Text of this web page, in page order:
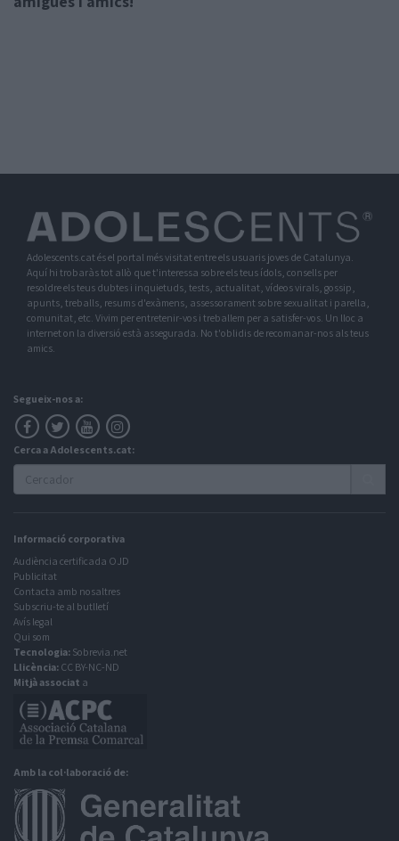
Adolescents.cat és el portal més visitat entre els usuaris joves de Catalunya.
Aquí hi trobaràs tot allò que t'interessa sobre els teus ídols, consells per
resoldre els teus dubtes i inquietuds, tests, actualitat, vídeos virals, gossip,
apunts, treballs, resums d'exàmens, assessorament sobre sexualitat i parella,
comunitat, etc. Vivim per entretenir-vos i treballem per a satisfer-vos. Un lloc a
internet on la diversió està assegurada. No t'oblidis de recomanar-nos als teus
amics.
Segueix-nos a:
Cerca a Adolescents.cat:
Informació corporativa
Audiència certificada OJD
Publicitat
Contacta amb nosaltres
Subscriu-te al butlletí
Avís legal
Qui som
Tecnologia: Sobrevia.net
Llicència: CC BY-NC-ND
Mitjà associat a
Amb la col·laboració de: